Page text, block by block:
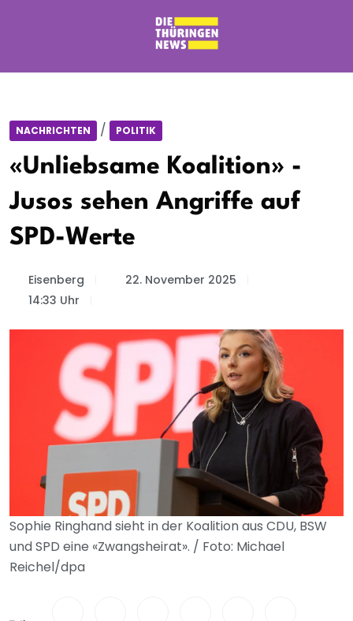
NACHRICHTEN / POLITIK
«Unliebsame Koalition» -
Jusos sehen Angriffe auf
SPD-Werte
Eisenberg
22. November 2025
14:33 Uhr
Sophie Ringhand sieht in der Koalition aus CDU, BSW
und SPD eine «Zwangsheirat». / Foto: Michael
Reichel/dpa